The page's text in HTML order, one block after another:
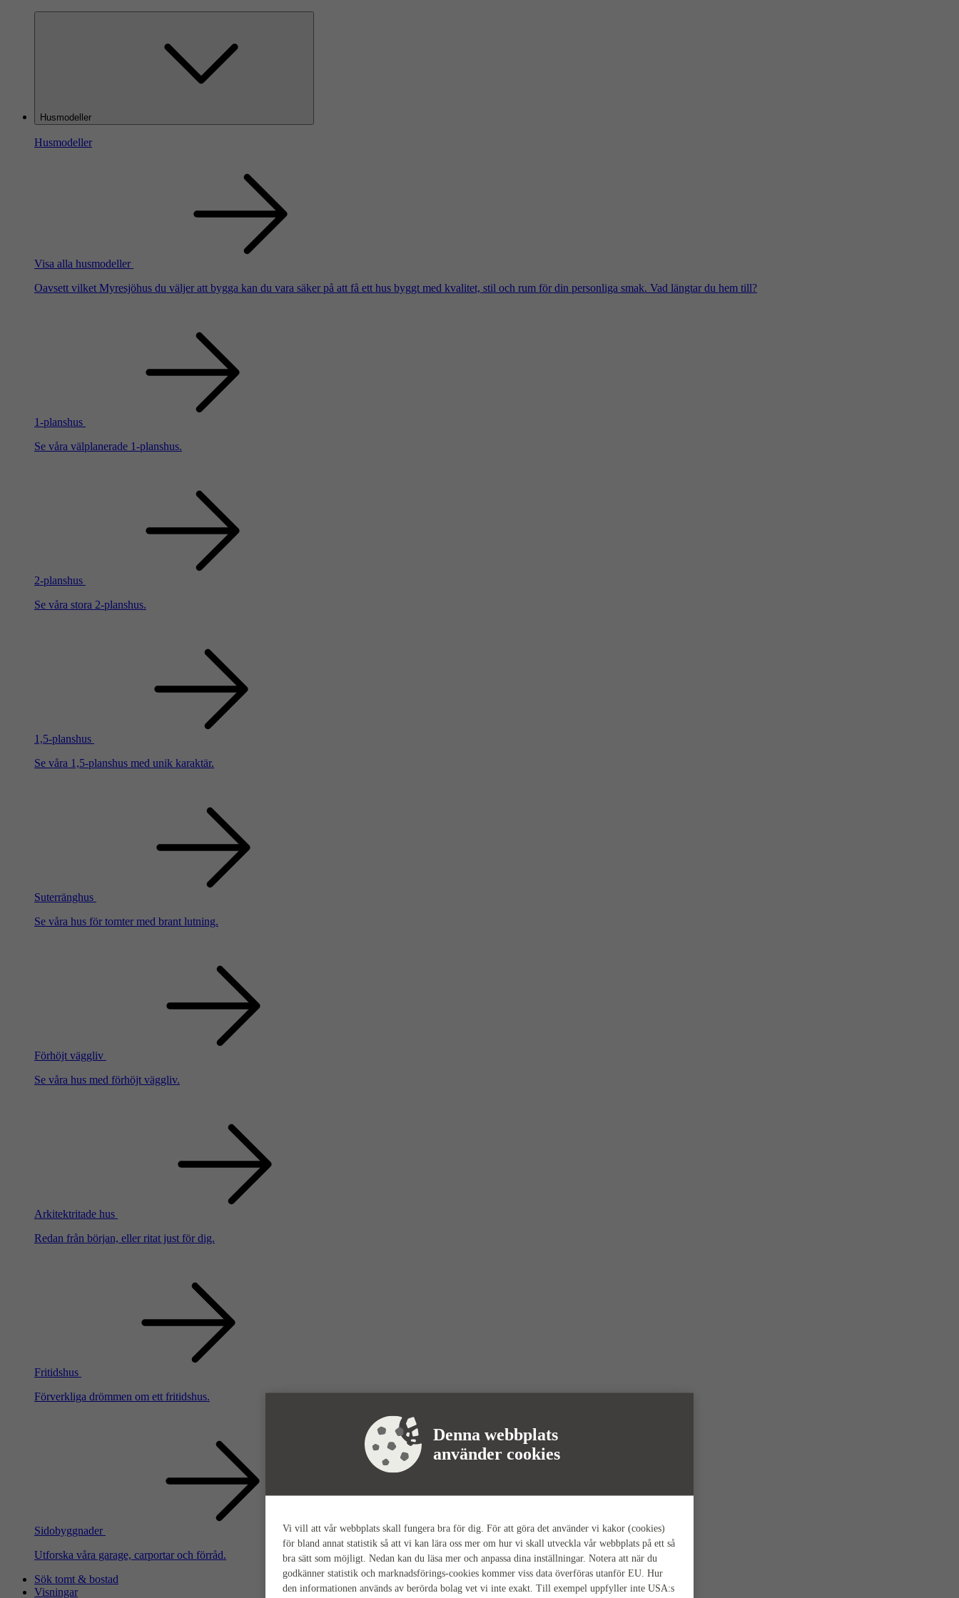
Denna webbplats
använder cookies
Vi vill att vår webbplats skall fungera bra för dig. För att göra det använder vi kakor (cookies)
för bland annat statistik så att vi kan lära oss mer om hur vi skall utveckla vår webbplats på ett så
bra sätt som möjligt. Nedan kan du läsa mer och anpassa dina inställningar. Notera att när du
godkänner statistik och marknadsförings-cookies kommer viss data överföras utanför EU. Hur
den informationen används av berörda bolag vet vi inte exakt. Till exempel uppfyller inte USA:s
Husmodeller
Husmodeller
Visa alla husmodeller
Oavsett vilket Myresjöhus du väljer att bygga kan du vara säker på att få ett hus byggt med kvalitet, stil och rum för din personliga smak. Vad längtar du hem till?
1-planshus
Se våra välplanerade 1-planshus.
2-planshus
Se våra stora 2-planshus.
1,5-planshus
Se våra 1,5-planshus med unik karaktär.
Suterränghus
Se våra hus för tomter med brant lutning.
Förhöjt väggliv
Se våra hus med förhöjt väggliv.
Arkitektritade hus
Redan från början, eller ritat just för dig.
Fritidshus
Förverkliga drömmen om ett fritidshus.
Sidobyggnader
Utforska våra garage, carportar och förråd.
Sök tomt & bostad
Visningar